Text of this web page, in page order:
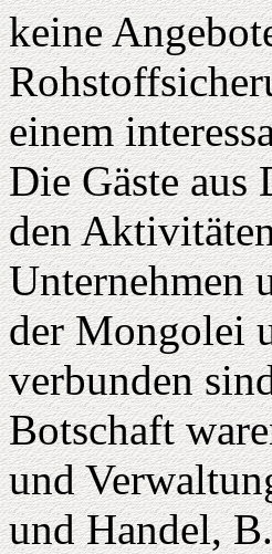
keine
einem
Die Gäste aus
den
Unternehmen
der Mongolei
verbunden
Botschaft
und
und Handel,